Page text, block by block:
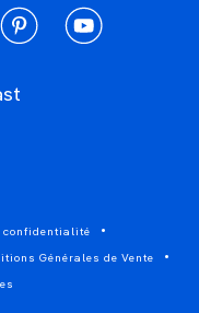
pinterestyoutube
confidentialité
Générales de Vente